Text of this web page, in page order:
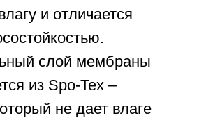
и отличается
слой мембраны
из Spo-Tex –
не дает влаге